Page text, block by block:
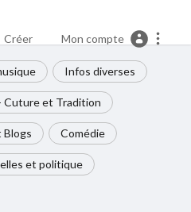
Créer Mon compte
Infos diverses
Cuture et Tradition
Blogs Comédie
et politique